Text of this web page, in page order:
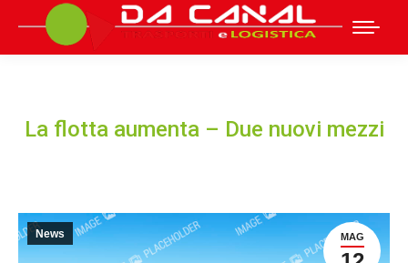
La flotta aumenta – Due nuovi mezzi
MAG
News